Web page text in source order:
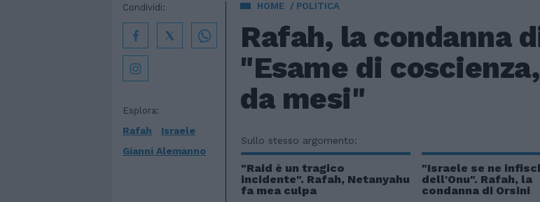
HOME POLITICA
Rafah, la condanna
"Esame di
da mesi"
Esplora:
Rafah
Israele
Gianni Alemanno
Condividi:
Sullo stesso argomento:
"Raid è un tragico
incidente". Rafah, Netanyahu
fa mea culpa
"Israele se ne
dell'Onu". Rafah, la
condanna di Orsini